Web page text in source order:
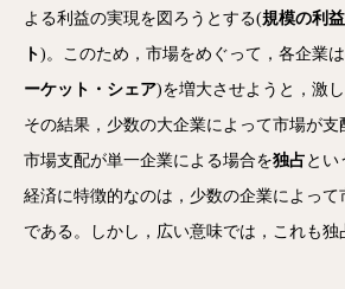
よる利益の実現を図ろうとする(規模の利
ト)。このため，市場をめぐって，各企業
ーケット・シェア)を増大させようと，激
その結果，少数の大企業によって市場が支
市場支配が単一企業による場合を独占 とい
経済に特徴的なのは，少数の企業によって
である。しかし，広い意味では，これも独